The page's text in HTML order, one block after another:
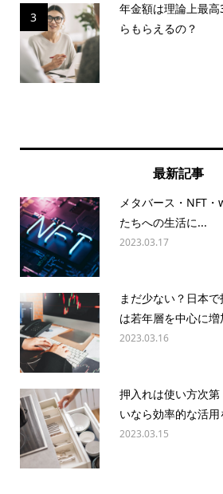
3
年金額は理論上最
らもらえるの？
最新記事
メタバース・NFT
たちへの生活に...
2023.03.17
まだ少ない？日本
は若年層を中心に増
2023.03.16
押入れは使い方次
いなら効率的な活用
2023.03.15